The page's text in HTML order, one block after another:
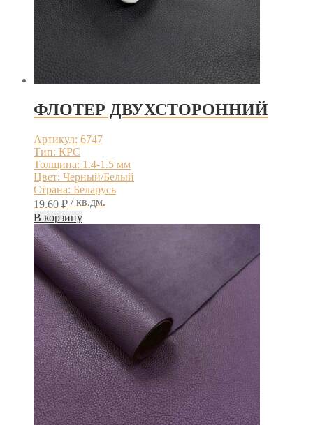
ФЛОТЕР ДВУХСТОРОННИЙ
Артикул: 6747
Тип: КРС
Толщина: 1.4-1.5 мм
Цвет: Черный/Белый
Страна: Беларусь
19.60 ₽ / кв.дм.
В корзину